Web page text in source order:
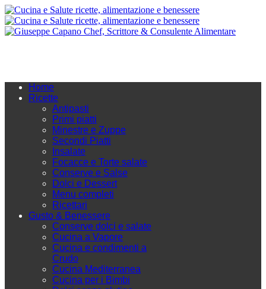
Home
Ricette
Antipasti
Primi piatti
Minestre e Zuppe
Secondi Piatti
Insalate
Focacce e Torte salate
Conserve e Salse
Dolci e Dessert
Menu completi
Ricettari
Gusto & Benessere
Conserve dolci e salate
Cucina a Vapore
Cucina e condimenti a
Crudo
Cucina Mediterranea
Cucina per i Bimbi